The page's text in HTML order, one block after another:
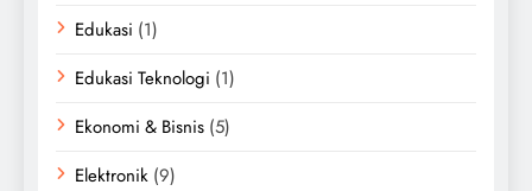
Edukasi (1)
Edukasi Teknologi (1)
Ekonomi & Bisnis (5)
Elektronik (9)